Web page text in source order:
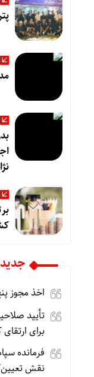
اخذ مجوز
تأیید
برای
فرمانده
نقش